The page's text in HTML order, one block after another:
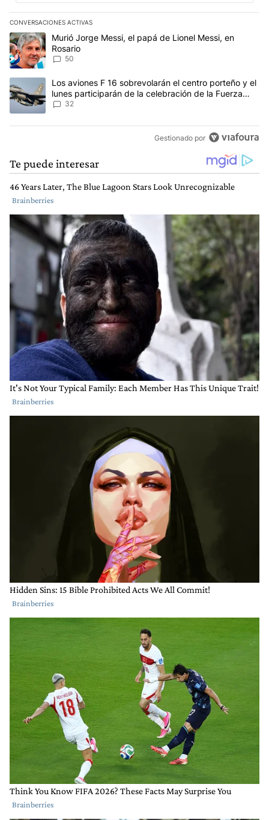
CONVERSACIONES ACTIVAS
Este listado muestra los artículos con más comentarios en los
Un artículo de tendencia con el título "Murió Jorge Messi, el
Murió Jorge Messi, el papá de Lionel Messi, en
Rosario
50
Un artículo de tendencia con el título "Los aviones F 16
Los aviones F 16 sobrevolarán el centro porteño y el
lunes participarán de la celebración de la Fuerza
Aérea
32
Gestionado por